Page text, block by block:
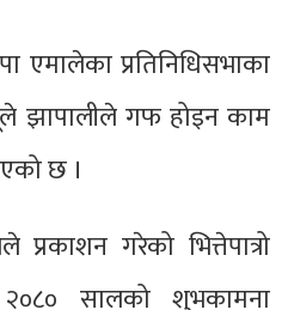
एमालेका प्रतिनिधिसभाका
झापालीले गफ होइन काम
छ ।
गरेको भित्तेपात्रो
सालको शुभकामना